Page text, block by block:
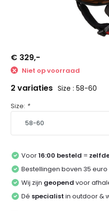
€ 329,-
Niet op voorraad
2 variaties Size : 58-60
Size: *
Voor16:00 besteld =
Bestellingen boven 35 euro
Wij zijn geopend voor
Dé specialist in outdoor &